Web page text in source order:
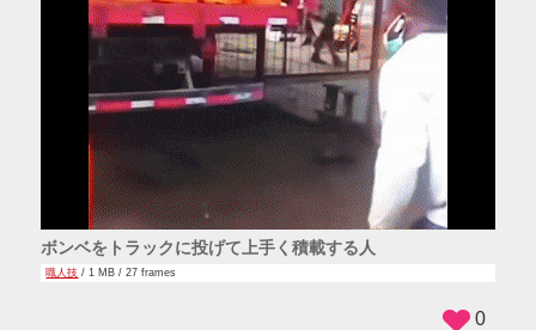
ボンベをトラックに投げて上手く積載する人
職人技 / 1 MB / 27 frames
0